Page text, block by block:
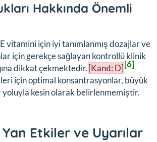
Hakkında Önemli
vitamini için iyi tanımlanmış dozajlar ve
için gerekçe sağlayan kontrollü klinik
dikkat çekmektedir.[Kanıt: D][6]
için optimal konsantrasyonlar, büyük
yoluyla kesin olarak belirlenmemiştir.
Etkiler ve Uyarılar